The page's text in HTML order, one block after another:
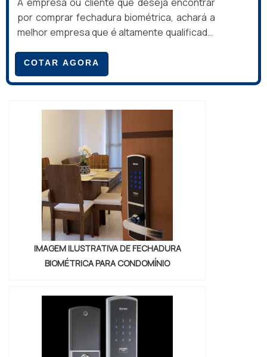
por comprar fechadura biométrica, achará a
melhor empresa que é altamente qualificada.
do segmento e conhecendo a melhor em
qualidade e custo benefício.MAIS SOBRE
alguém quer achar comprar fechadura
biométrica em uma empresa comprometida
com seus serviços, encontra o site da Tec
Control. A empresa trabalha com cofre
digital...
COTAR AGORA
IMAGEM ILUSTRATIVA DE FECHADURA
BIOMÉTRICA PARA CONDOMÍNIO